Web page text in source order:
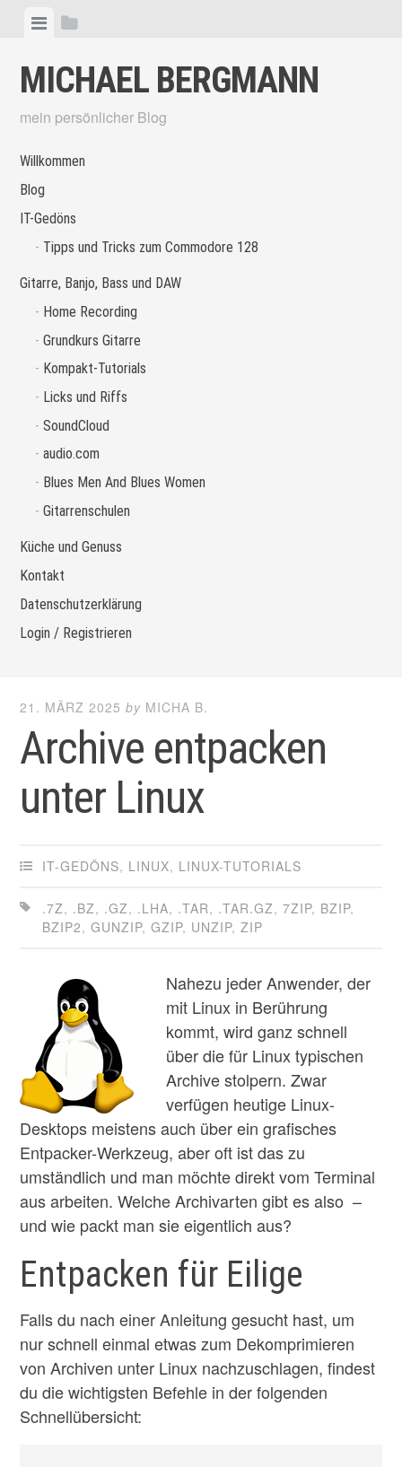
Skip
content
ViewView
MICHAEL BERGMANN
mein persönlicher Blog
Willkommen
Blog
IT-Gedöns
Tipps und Tricks zum Commodore 128
Gitarre, Banjo, Bass und DAW
Home Recording
Grundkurs Gitarre
Kompakt-Tutorials
Licks und Riffs
SoundCloud
audio.com
Blues Men And Blues Women
Gitarrenschulen
Küche und Genuss
Kontakt
Datenschutzerklärung
Login / Registrieren
21. MÄRZ 2025 by MICHA B.
Archive entpacken
unter Linux
IT-GEDÖNS, LINUX, LINUX-TUTORIALS
.7Z, .BZ, .GZ, .LHA, .TAR, .TAR.GZ,7ZIP, BZIP,
BZIP2,GUNZIP,GZIP, UNZIP,ZIP
Nahezu jeder Anwender, der
mit Linux in Berührung
kommt, wird ganz schnell
über die für Linux typischen
Archive stolpern. Zwar
verfügen heutige Linux-
Desktops meistens auch über ein grafisches
Entpacker-Werkzeug, aber oft ist das zu
umständlich und man möchte direkt vom Terminal
aus arbeiten. Welche Archivarten gibt es also –
und wie packt man sie eigentlich aus?
Entpacken für Eilige
Falls du nach einer Anleitung gesucht hast, um
nur schnell einmal etwas zum Dekomprimieren
von Archiven unter Linux nachzuschlagen, findest
du die wichtigsten Befehle in der folgenden
Schnellübersicht: